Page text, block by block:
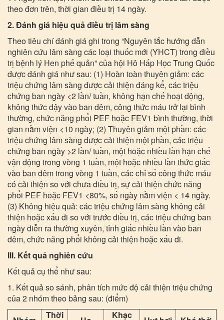
theo đơn trên, thời gian điều trị 14 ngày.
2. Đánh giá hiệu quả điều trị lâm sàng
Theo tiêu chí đánh giá ghi trong “Nguyên tắc hướng dẫn
nghiên cứu lâm sàng các loại thuốc mới (YHCT) trong điều
trị bệnh lý Hen phế quản” của hội Hô Hấp Học Trung Quốc
được đánh giá như sau: (1) Hoàn toàn thuyên giảm: các
triệu chứng lâm sàng được cải thiện đáng kể, các triệu
chứng ban ngày <2 lần/ tuần, không hạn chế hoạt động,
không thức dậy vào ban đêm, công thức máu trở lại bình
thường, chức năng phổi PEF hoặc FEV1 bình thường, thời
gian nằm viện <10 ngày; (2) Thuyên giảm một phần: các
triệu chứng lâm sàng được cải thiện một phần, các triệu
chứng ban ngày >2 lần/ tuần, một hoặc nhiều lần hạn chế
vận động trong vòng 1 tuần, một hoặc nhiều lần thức giấc
vào ban đêm trong vòng 1 tuần, các chỉ số công thức máu
có cải thiện so với chưa điều trị, sự cải thiện chức năng
phổi PEF hoặc FEV1 <80%, số ngày nằm viện < 14 ngày.
(3) Không hiệu quả: các triệu chứng lâm sàng không cải
thiện hoặc xấu đi so với trước điều trị, các triệu chứng ban
ngày diễn ra thường xuyên, tỉnh giấc nhiều lần vào ban
đêm, chức năng phổi không cải thiện hoặc xấu đi.
III. Kết quả nghiên cứu
Kết quả cụ thể như sau:
1. Kết quả so sánh, phân tích mức độ cải thiện triệu chứng
của 2 nhóm theo bảng sau: (điểm)
Thời Khạc